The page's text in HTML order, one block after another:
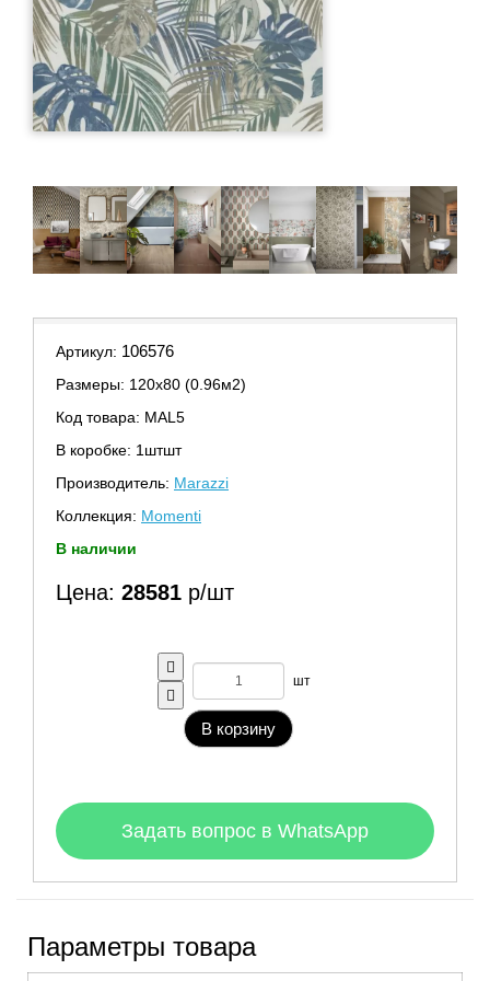
Артикул: 106576
Размеры: 120х80 (0.96м2)
Код товара: MAL5
В коробке: 1штшт
Производитель: Marazzi
Коллекция: Momenti
В наличии
Цена: 28581 р/шт
шт
В корзину
Задать вопрос в WhatsApp
Параметры товара